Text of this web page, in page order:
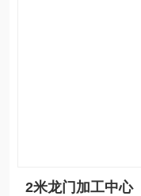
2米龙门加工中心